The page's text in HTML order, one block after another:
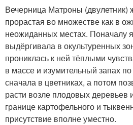
Вечерница Матроны (двулетник)
прорастая во множестве как в
неожиданных местах. Поначалу
выдёргивала в окультуренных
прониклась к ней тёплыми
в массе и изумительный запах
сначала в цветниках, а потом
расти возле плодовых деревьев
границе картофельного и
присутствие вполне уместно.